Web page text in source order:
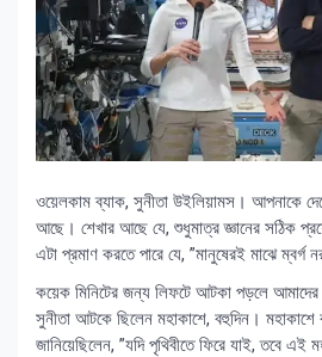
ওয়েলকাম ব্যাক, সুনীতা উইলিয়ামস। আপনাকে
আছে। শেখার আছে যে, শুধুমাত্র জ্ঞানের সঠিক
এটা প্রমাণ করতে পারে যে, ”মানুষেরই মাঝে ম্বর্গ
কয়েক মিনিটের জন্য লিফটে আটকা পড়লে
সুনীতা আটকে ছিলেন মহাকাশে, বহুদিন। মহাকাশে
জানিয়েছিলেন, ”যদি পৃথিবীতে ফিরে যাই, তবে